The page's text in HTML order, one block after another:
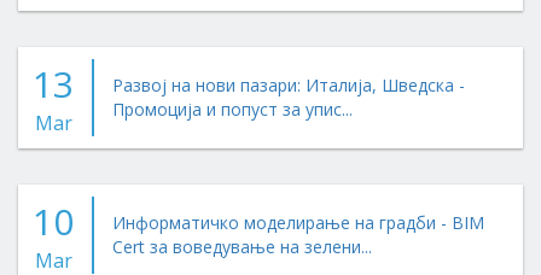
13
Mar
Развој на нови пазари: Италија, Шведска -
Промоција и попуст за упис...
10
Mar
Информатичко моделирање на градби - BIM
Cert за воведување на зелени...